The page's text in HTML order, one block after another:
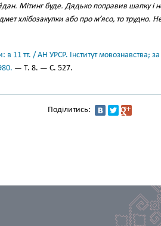
Мітинг буде. Дядько поправив шапку і
хлібозакупки або про м’ясо, то трудно.
в 11 тт. / АН УРСР. Інститут мовознавства;
— Т. 8. — С. 527.
Поділитись: